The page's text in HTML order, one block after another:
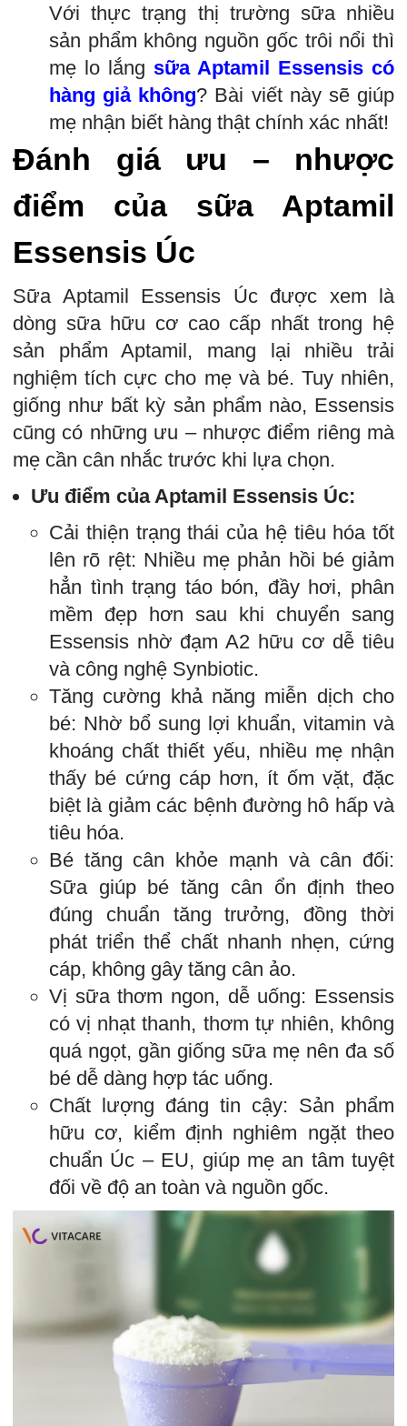
Với thực trạng thị trường sữa nhiều
sản phẩm không nguồn gốc trôi nổi thì
mẹ lo lắng sữa Aptamil Essensis có
hàng giả không? Bài viết này sẽ giúp
mẹ nhận biết hàng thật chính xác nhất!
Đánh giá ưu – nhược
điểm của sữa Aptamil
Essensis Úc
Sữa Aptamil Essensis Úc được xem là
dòng sữa hữu cơ cao cấp nhất trong hệ
sản phẩm Aptamil, mang lại nhiều trải
nghiệm tích cực cho mẹ và bé. Tuy nhiên,
giống như bất kỳ sản phẩm nào, Essensis
cũng có những ưu – nhược điểm riêng mà
mẹ cần cân nhắc trước khi lựa chọn.
Ưu điểm của Aptamil Essensis Úc:
Cải thiện trạng thái của hệ tiêu hóa tốt
lên rõ rệt: Nhiều mẹ phản hồi bé giảm
hẳn tình trạng táo bón, đầy hơi, phân
mềm đẹp hơn sau khi chuyển sang
Essensis nhờ đạm A2 hữu cơ dễ tiêu
và công nghệ Synbiotic.
Tăng cường khả năng miễn dịch cho
bé: Nhờ bổ sung lợi khuẩn, vitamin và
khoáng chất thiết yếu, nhiều mẹ nhận
thấy bé cứng cáp hơn, ít ốm vặt, đặc
biệt là giảm các bệnh đường hô hấp và
tiêu hóa.
Bé tăng cân khỏe mạnh và cân đối:
Sữa giúp bé tăng cân ổn định theo
đúng chuẩn tăng trưởng, đồng thời
phát triển thể chất nhanh nhẹn, cứng
cáp, không gây tăng cân ảo.
Vị sữa thơm ngon, dễ uống: Essensis
có vị nhạt thanh, thơm tự nhiên, không
quá ngọt, gần giống sữa mẹ nên đa số
bé dễ dàng hợp tác uống.
Chất lượng đáng tin cậy: Sản phẩm
hữu cơ, kiểm định nghiêm ngặt theo
chuẩn Úc – EU, giúp mẹ an tâm tuyệt
đối về độ an toàn và nguồn gốc.